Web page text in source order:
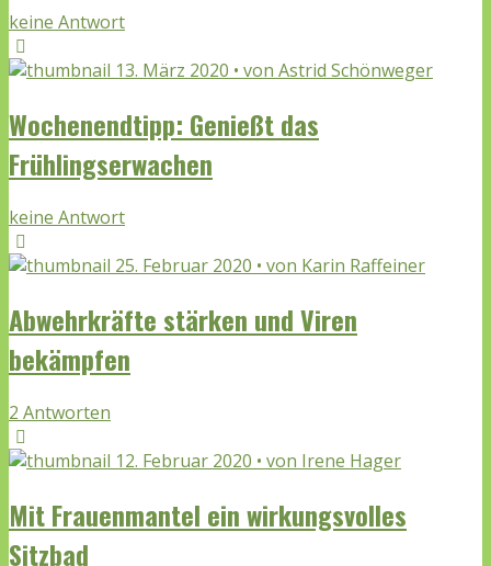
keine Antwort
13. März 2020 • von Astrid Schönweger
Wochenendtipp: Genießt das
Frühlingserwachen
keine Antwort
25. Februar 2020 • von Karin Raffeiner
Abwehrkräfte stärken und Viren
bekämpfen
2 Antworten
12. Februar 2020 • von Irene Hager
Mit Frauenmantel ein wirkungsvolles
Sitzbad